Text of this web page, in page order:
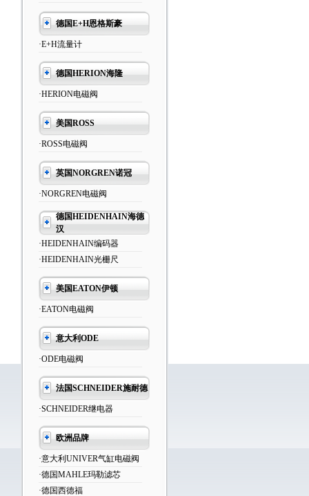
德国E+H恩格斯豪
·E+H流量计
德国HERION海隆
·HERION电磁阀
美国ROSS
·ROSS电磁阀
英国NORGREN诺冠
·NORGREN电磁阀
德国HEIDENHAIN海德
汉
·HEIDENHAIN编码器
·HEIDENHAIN光栅尺
美国EATON伊顿
·EATON电磁阀
意大利ODE
·ODE电磁阀
法国SCHNEIDER施耐德
·SCHNEIDER继电器
欧洲品牌
·意大利UNIVER气缸电磁阀
·德国MAHLE玛勒滤芯
·德国西德福